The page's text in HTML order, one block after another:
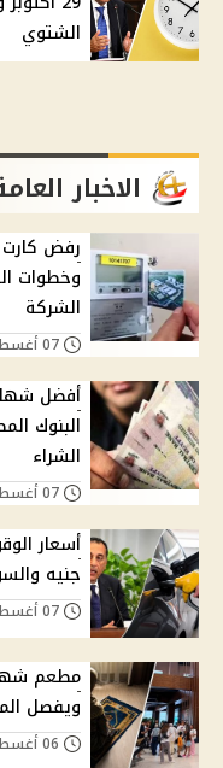
الشتوي
الاخبار
رفض كارت
وخطوات
الشركة
الشراء
جنيه والسولار
مطعم
ويفصل